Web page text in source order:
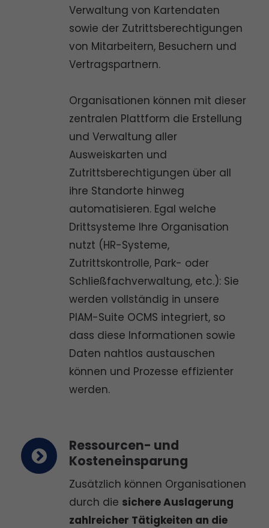
Verwaltung von Kartendaten
sowie der Zutrittsberechtigungen
von Mitarbeitern, Besuchern und
Vertragspartnern.
Organisationen können mit dieser
zentralen Plattform die Erstellung
und Verwaltung aller
Ausweiskarten und
Zutrittsberechtigungen über all
ihre Standorte hinweg
automatisieren. Egal welche
Drittsysteme Ihre Organisation
nutzt (HR-Systeme,
Zutrittskontrolle, Park- oder
Schließfachverwaltung, etc.): Sie
werden vollständig in unsere
PIAM-Suite OCMS integriert, so
dass diese Informationen sowie
Daten nahtlos austauschen
können und Prozesse effizienter
werden.
Ressourcen- und
Kosteneinsparung
Zusätzlich können Organisationen
durch die sichere Auslagerung
zahlreicher Tätigkeiten an die